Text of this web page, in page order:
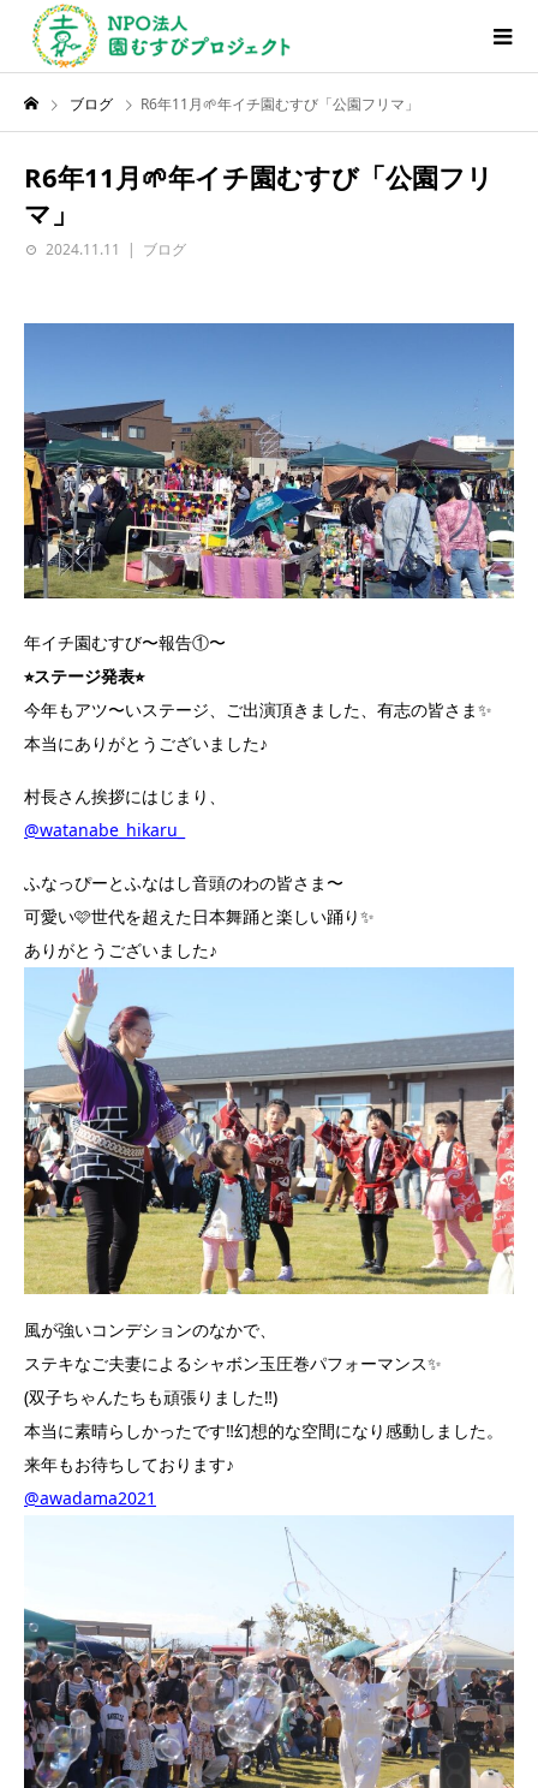
ブログ R6年11月🌱年イチ園むすび「公園フリマ」
R6年11月🌱年イチ園むすび「公園フリ
マ」
2024.11.11 ブログ
年イチ園むすび〜報告①〜
⭐︎ステージ発表⭐︎
今年もアツ〜いステージ、ご出演頂きました、有志の皆さま✨
本当にありがとうございました♪
村長さん挨拶にはじまり、
@watanabe_hikaru_
ふなっぴーとふなはし音頭のわの皆さま〜
可愛い🩷世代を超えた日本舞踊と楽しい踊り✨
ありがとうございました♪
風が強いコンデションのなかで、
ステキなご夫妻によるシャボン玉圧巻パフォーマンス✨
(双子ちゃんたちも頑張りました‼️)
本当に素晴らしかったです‼️幻想的な空間になり感動しました。
来年もお待ちしております♪
@awadama2021